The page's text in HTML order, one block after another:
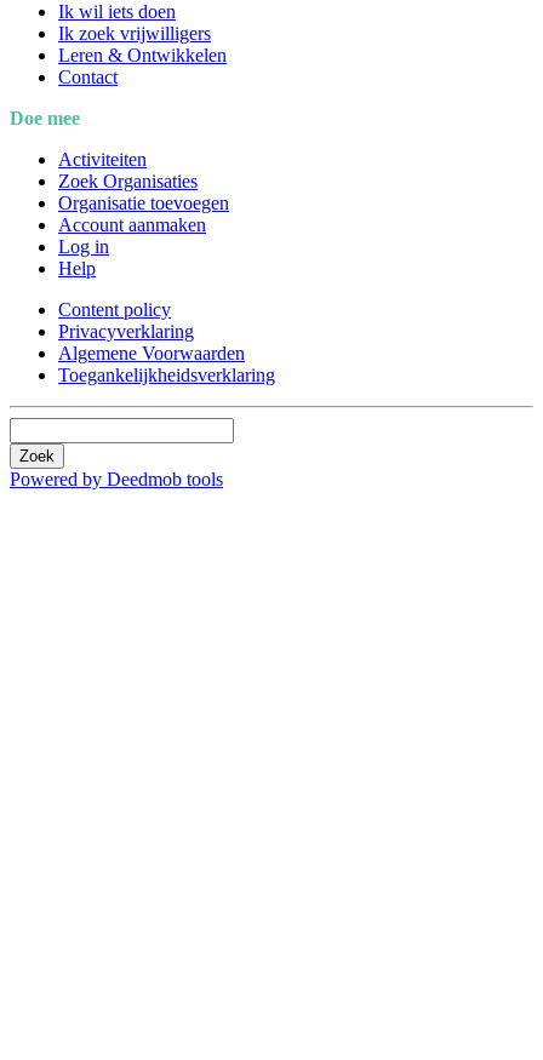
Ik wil iets doen
Ik zoek vrijwilligers
Leren & Ontwikkelen
Contact
Doe mee
Activiteiten
Zoek Organisaties
Organisatie toevoegen
Account aanmaken
Log in
Help
Content policy
Privacyverklaring
Algemene Voorwaarden
Toegankelijkheidsverklaring
Zoek
Powered by Deedmob tools